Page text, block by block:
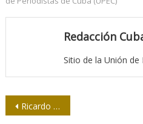
Redacción
Sitio de la Unión de
Navegación
Ricardo Ronquillo: renovar fuerzas, imprimir nuevos estilos